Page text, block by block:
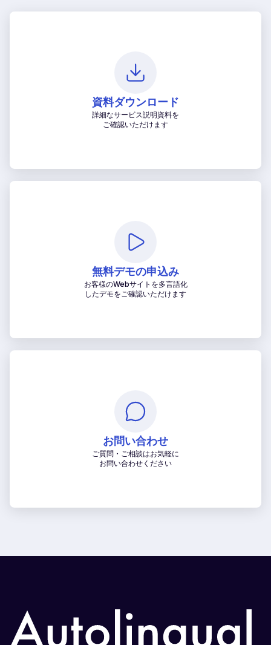
資料ダウンロード
詳細なサービス説明資料を
ご確認いただけます
無料デモの申込み
お客様のWebサイトを多言語化
したデモをご確認いただけます
お問い合わせ
ご質問・ご相談はお気軽に
お問い合わせください